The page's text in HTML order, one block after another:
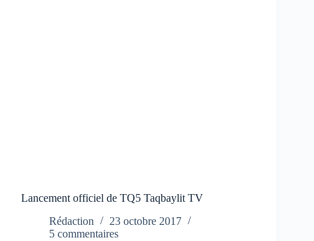
Lancement officiel de TQ5 Taqbaylit TV
Rédaction
23 octobre 2017
5 commentaires